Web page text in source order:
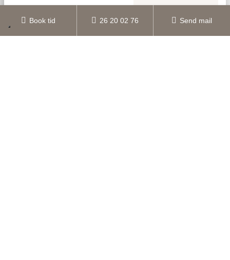
Book tid 26 20 02 76 Send mail